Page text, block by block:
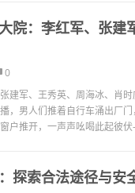
院：李红军、张
0
建军、王秀英、周海冰、肖
，男人们推着自行车涌出厂
户推开，一声声吆喝此起
探索合法途径与安